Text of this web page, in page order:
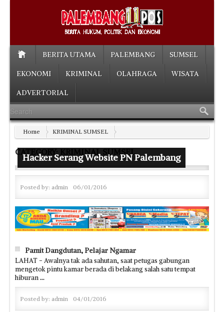
BERITA UTAMA PALEMBANG SUMSEL
EKONOMI KRIMINAL OLAHRAGA WISATA
ADVERTORIAL
Home KRIMINAL SUMSEL
CATEGORY: KRIMINAL SUMSEL
Hacker Serang Website PN Palembang
Posted by: admin 06/01/2016
Pamit Dangdutan, Pelajar Ngamar
LAHAT - Awalnya tak ada sahutan, saat petugas gabungan
mengetok pintu kamar berada di belakang salah satu tempat
hiburan...
Posted by: admin 04/01/2016